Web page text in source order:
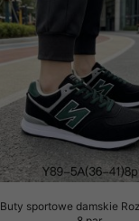
Buty sportowe damskie